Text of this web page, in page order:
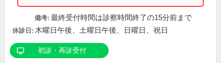
備考: 最終受付時間は診察時間終了の15分前まで
休診日: 木曜日午後、土曜日午後、日曜日、祝日
初診・再診受付